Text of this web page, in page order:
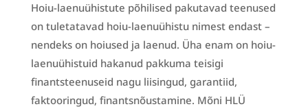
Hoiu-laenuühistute põhilised pakutavad teenused
on tuletatavad hoiu-laenuühistu nimest endast –
nendeks on hoiused ja laenud. Üha enam on hoiu-
laenuühistuid hakanud pakkuma teisigi
finantsteenuseid nagu liisingud, garantiid,
faktooringud, finantsnõustamine. Mõni HLÜ